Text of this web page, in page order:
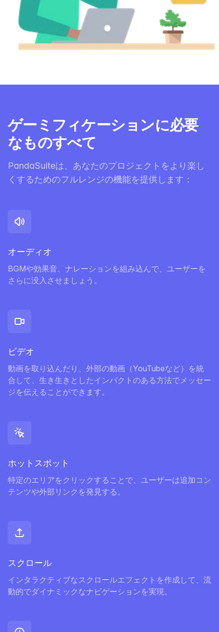
ゲーミフィケーションに必要
なものすべて
PandaSuiteは、あなたのプロジェクトをより楽し
くするためのフルレンジの機能を提供します：
オーディオ
BGMや効果音、ナレーションを組み込んで、ユーザーを
さらに没入させましょう。
ビデオ
動画を取り込んだり、外部の動画（YouTubeなど）を統
合して、生き生きとしたインパクトのある方法でメッセー
ジを伝えることができます。
ホットスポット
特定のエリアをクリックすることで、ユーザーは追加コン
テンツや外部リンクを発見する。
スクロール
インタラクティブなスクロールエフェクトを作成して、流
動的でダイナミックなナビゲーションを実現。